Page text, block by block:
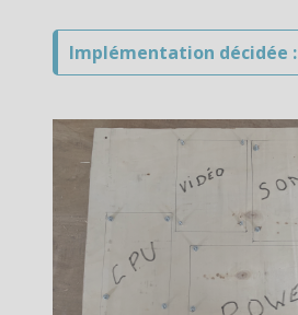
Implémentation décidée :